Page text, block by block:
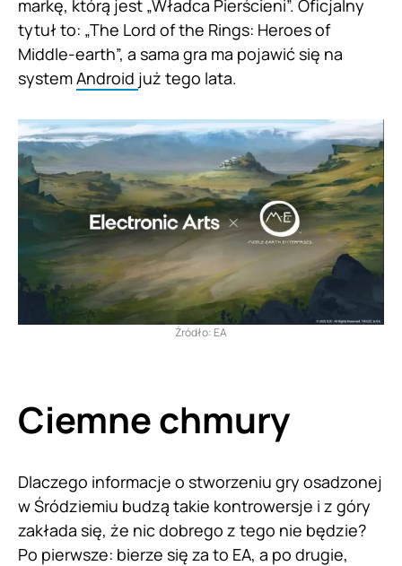
markę, którą jest „Władca Pierścieni”. Oficjalny
tytuł to: „The Lord of the Rings: Heroes of
Middle-earth”, a sama gra ma pojawić się na
systemAndroid już tego lata.
Źródło: EA
Ciemne chmury
Dlaczego informacje o stworzeniu gry osadzonej
w Śródziemiu budzą takie kontrowersje i z góry
zakłada się, że nic dobrego z tego nie będzie?
Po pierwsze: bierze się za to EA, a po drugie,